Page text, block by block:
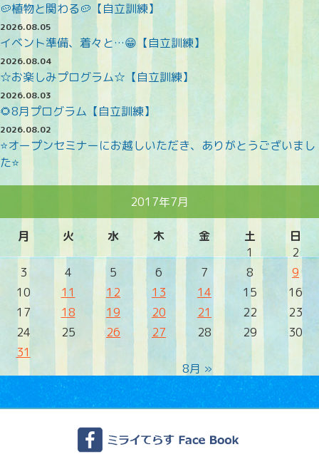
🥔植物と関わる🥔【自立訓練】
2026.08.05
イベント準備、着々と…😁【自立訓練】
2026.08.04
☆お楽しみプログラム☆【自立訓練】
2026.08.03
🌻8月プログラム【自立訓練】
2026.08.02
⭐オープンセミナーにお越しいただき、ありがとうございまし
た⭐
2017年7月
月 火 水 木 金 土 日
8月 »
1
2
3
4 5 6 7 8
9
10
11 12 13 14 15
16
17
18 19 20 21 22
23
24
25 26 27 28 29
30
31